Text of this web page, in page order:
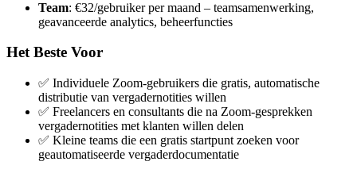
Team: €32/gebruiker per maand – teamsamenwerking,
geavanceerde analytics, beheerfuncties
Het Beste Voor
✅ Individuele Zoom-gebruikers die gratis, automatische
distributie van vergadernotities willen
✅ Freelancers en consultants die na Zoom-gesprekken
vergadernotities met klanten willen delen
✅ Kleine teams die een gratis startpunt zoeken voor
geautomatiseerde vergaderdocumentatie